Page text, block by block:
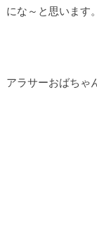
にな～と思います。
アラサーおばちゃ